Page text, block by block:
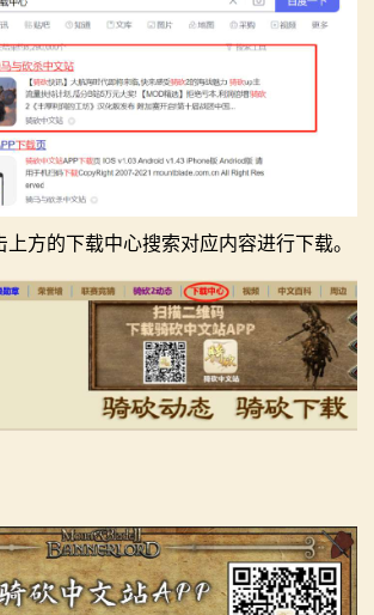
方的下载中心搜索对应内容进行下载。